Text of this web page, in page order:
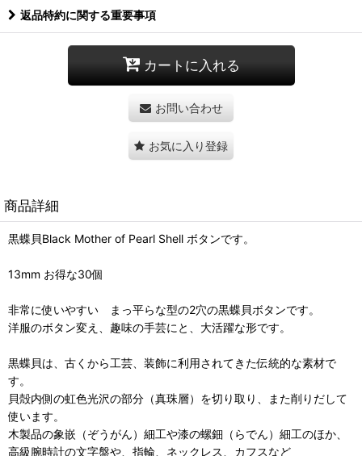
返品特約に関する重要事項
カートに入れる
お問い合わせ
お気に入り登録
商品詳細
黒蝶貝Black Mother of Pearl Shell ボタンです。
13mm お得な30個
非常に使いやすい まっ平らな型の2穴の黒蝶貝ボタンです。
洋服のボタン変え、趣味の手芸にと、大活躍な形です。
黒蝶貝は、古くから工芸、装飾に利用されてきた伝統的な素材で
す。
貝殻内側の虹色光沢の部分（真珠層）を切り取り、また削りだして
使います。
木製品の象嵌（ぞうがん）細工や漆の螺鈿（らでん）細工のほか、
高級腕時計の文字盤や、指輪、ネックレス、カフスなど